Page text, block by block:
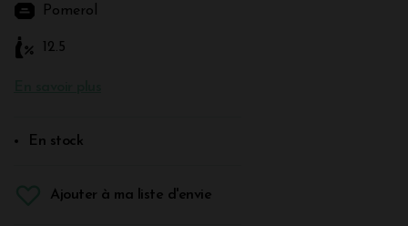
Pomerol
12.5
En stock
Ajouter à ma liste d'envie